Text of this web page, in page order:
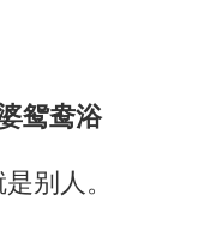
鸳鸯浴
别人。